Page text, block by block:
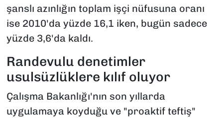
şanslı azınlığın toplam işçi nüfusuna oranı
ise 2010'da yüzde 16,1 iken, bugün sadece
yüzde 3,6'da kaldı.
Randevulu denetimler
usulsüzlüklere kılıf oluyor
Çalışma Bakanlığı'nın son yıllarda
uygulamaya koyduğu ve "proaktif teftiş"